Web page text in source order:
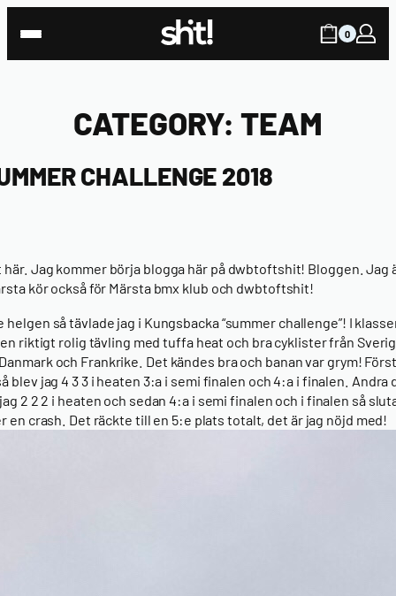
0
CATEGORY:TEAM
CHALLENGE 2018
Jag kommer börja blogga här på dwbtoftshit! Bloggen. Jag
kör också för Märsta bmx klub och dwbtoftshit!
helgen så tävlade jag i Kungsbacka “summer challenge”! I
riktigt rolig tävling med tuffa heat och bra cyklister från
och Frankrike. Det kändes bra och banan var grym!
blev jag 4 3 3 i heaten 3:a i semi finalen och 4:a i finalen. Andra
2 2 2 i heaten och sedan 4:a i semi finalen och i finalen så
en crash. Det räckte till en 5:e plats totalt, det är jag nöjd med!